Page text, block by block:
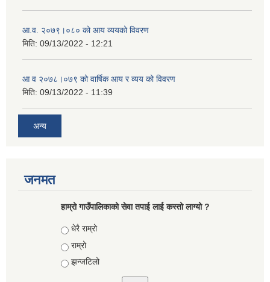
आ.व. २०७९।०८० को आय व्ययको विवरण
मिति: 09/13/2022 - 12:21
आ‍ व २०७८।०७९ को वार्षिक आय र व्यय को विवरण
मिति: 09/13/2022 - 11:39
अन्य
जनमत
हाम्रो गाउँपालिकाको सेवा तपाई लाई कस्तो लाग्यो ?
Choices
धेरै राम्रो
राम्रो
झन्जटिलो